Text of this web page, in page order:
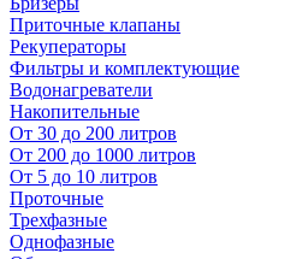
Приточные клапаны
Рекуператоры
Фильтры и комплектующие
Водонагреватели
Накопительные
От 30 до 200 литров
От 200 до 1000 литров
От 5 до 10 литров
Проточные
Трехфазные
Однофазные